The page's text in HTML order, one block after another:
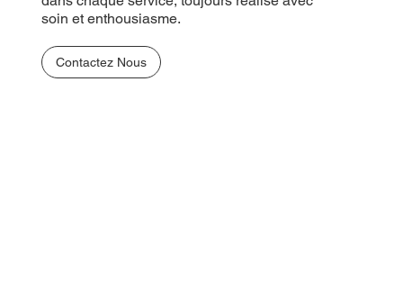
soin et enthousiasme.
Contactez Nous